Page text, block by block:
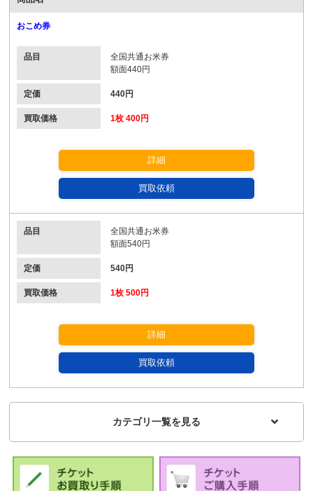
おこめ券
品目
全国共通お米券
額面440円
定価 440円
買取価格 1枚 400円
詳細
買取依頼
品目
全国共通お米券
額面540円
定価 540円
買取価格 1枚 500円
詳細
買取依頼
カテゴリ一覧を見る